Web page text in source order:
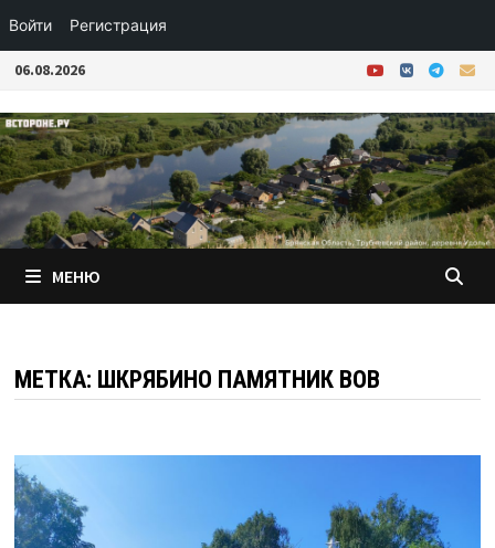
Войти Регистрация
Перейти
содержимому
06.08.2026
МЕНЮ
МЕТКА: ШКРЯБИНО ПАМЯТНИК ВОВ